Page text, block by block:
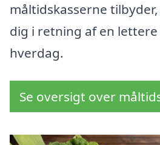
måltidskasserne
dig i retning af en
hverdag.
Se oversigt over